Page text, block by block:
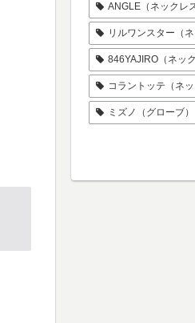
ANGLE（ネックレス
リルワンスター（ネ
846YAJIRO（ネック
コラントッテ（ネッ
ミズノ（グローブ）